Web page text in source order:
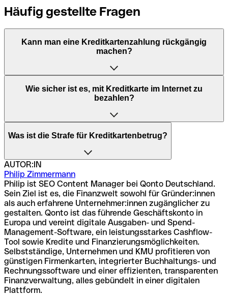
Häufig gestellte Fragen
Kann man eine Kreditkartenzahlung rückgängig
machen?
Ja, eine Kreditkartenzahlung kann in der Regel
rückgängig gemacht werden. Weitere Informationen dazu
„Kreditkartenzahlungen stornieren”.
Wie sicher ist es, mit Kreditkarte im Internet zu
bezahlen?
Diverse Sicherheitsverfahren – wie beispielsweise 3D-
Trotzdem sollten Sie immer darauf achten, wo Sie Ihre
Daten eingeben und auf welche E-Mails Sie reagieren.
Was ist die Strafe für Kreditkartenbetrug?
Wer nicht-autorisierte Kreditkartenzahlungen im Namen
anderer Personen tätigt und somit Kreditkartenbetrug
begeht, muss mit einer Geldstrafe oder einer
Freiheitsstrafe von bis zu fünf Jahren rechnen. Das
Strafmaß richtet sich dabei stets nach Höhe des
Schadens und weiteren situativen Bedingungen.
AUTOR:IN
Philip Zimmermann
Philip ist SEO Content Manager bei Qonto Deutschland.
Sein Ziel ist es, die Finanzwelt sowohl für Gründer:innen
als auch erfahrene Unternehmer:innen zugänglicher zu
gestalten. Qonto ist das führende Geschäftskonto in
Europa und vereint digitale Ausgaben- und Spend-
Management-Software, ein leistungsstarkes Cashflow-
Tool sowie Kredite und Finanzierungsmöglichkeiten.
Selbstständige, Unternehmen und KMU profitieren von
günstigen Firmenkarten, integrierter Buchhaltungs- und
Rechnungssoftware und einer effizienten, transparenten
Finanzverwaltung, alles gebündelt in einer digitalen
Plattform.